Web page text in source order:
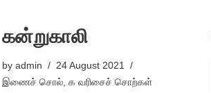
கன்றுகாலி
by admin
24 August 2021
இணைச் சொல், க வரிசைச் சொற்கள்